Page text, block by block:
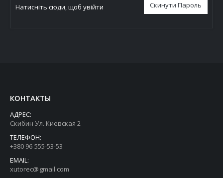
Натисніть сюди, щоб увійти Скинути Пароль
КОНТАКТЫ
АДРЕС:
Скибин Ул. Киевская 2
ТЕЛЕФОН:
+380 96 555-53-53
EMAIL:
xutorec@gmail.com